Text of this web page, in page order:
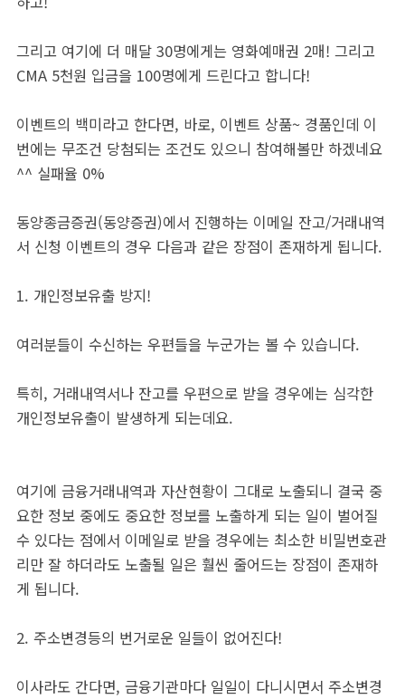
그리고 여기에 더 매달 30명에게는 영화예매권 2매! 그리고
CMA 5천원 입금을 100명에게 드린다고 합니다!
이벤트의 백미라고 한다면, 바로, 이벤트 상품~ 경품인데 이
번에는 무조건 당첨되는 조건도 있으니 참여해볼만 하겠네요
^^ 실패율 0%
동양종금증권(동양증권)에서 진행하는 이메일 잔고/거래내역
서 신청 이벤트의 경우 다음과 같은 장점이 존재하게 됩니다.
1. 개인정보유출 방지!
여러분들이 수신하는 우편들을 누군가는 볼 수 있습니다.
특히, 거래내역서나 잔고를 우편으로 받을 경우에는 심각한
개인정보유출이 발생하게 되는데요.
여기에 금융거래내역과 자산현황이 그대로 노출되니 결국 중
요한 정보 중에도 중요한 정보를 노출하게 되는 일이 벌어질
수 있다는 점에서 이메일로 받을 경우에는 최소한 비밀번호관
리만 잘 하더라도 노출될 일은 훨씬 줄어드는 장점이 존재하
게 됩니다.
2. 주소변경등의 번거로운 일들이 없어진다!
이사라도 간다면, 금융기관마다 일일이 다니시면서 주소변경